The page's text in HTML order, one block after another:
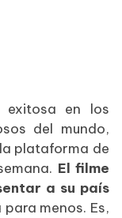
exitosa en los
del mundo,
plataforma de
El filme
a su país
para menos. Es,